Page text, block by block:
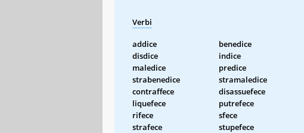
Verbi
addice benedice
disdice
indice
maledice
predice
strabenedice
stramaledice
contraffece
disassuefece
liquefece
putrefece
rifece
sfece
strafece
stupefece